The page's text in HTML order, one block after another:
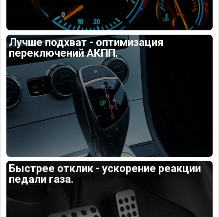
Лучше подхват - оптимизация
переключений АКПП.
Быстрее отклик - ускорение реакции
педали газа.